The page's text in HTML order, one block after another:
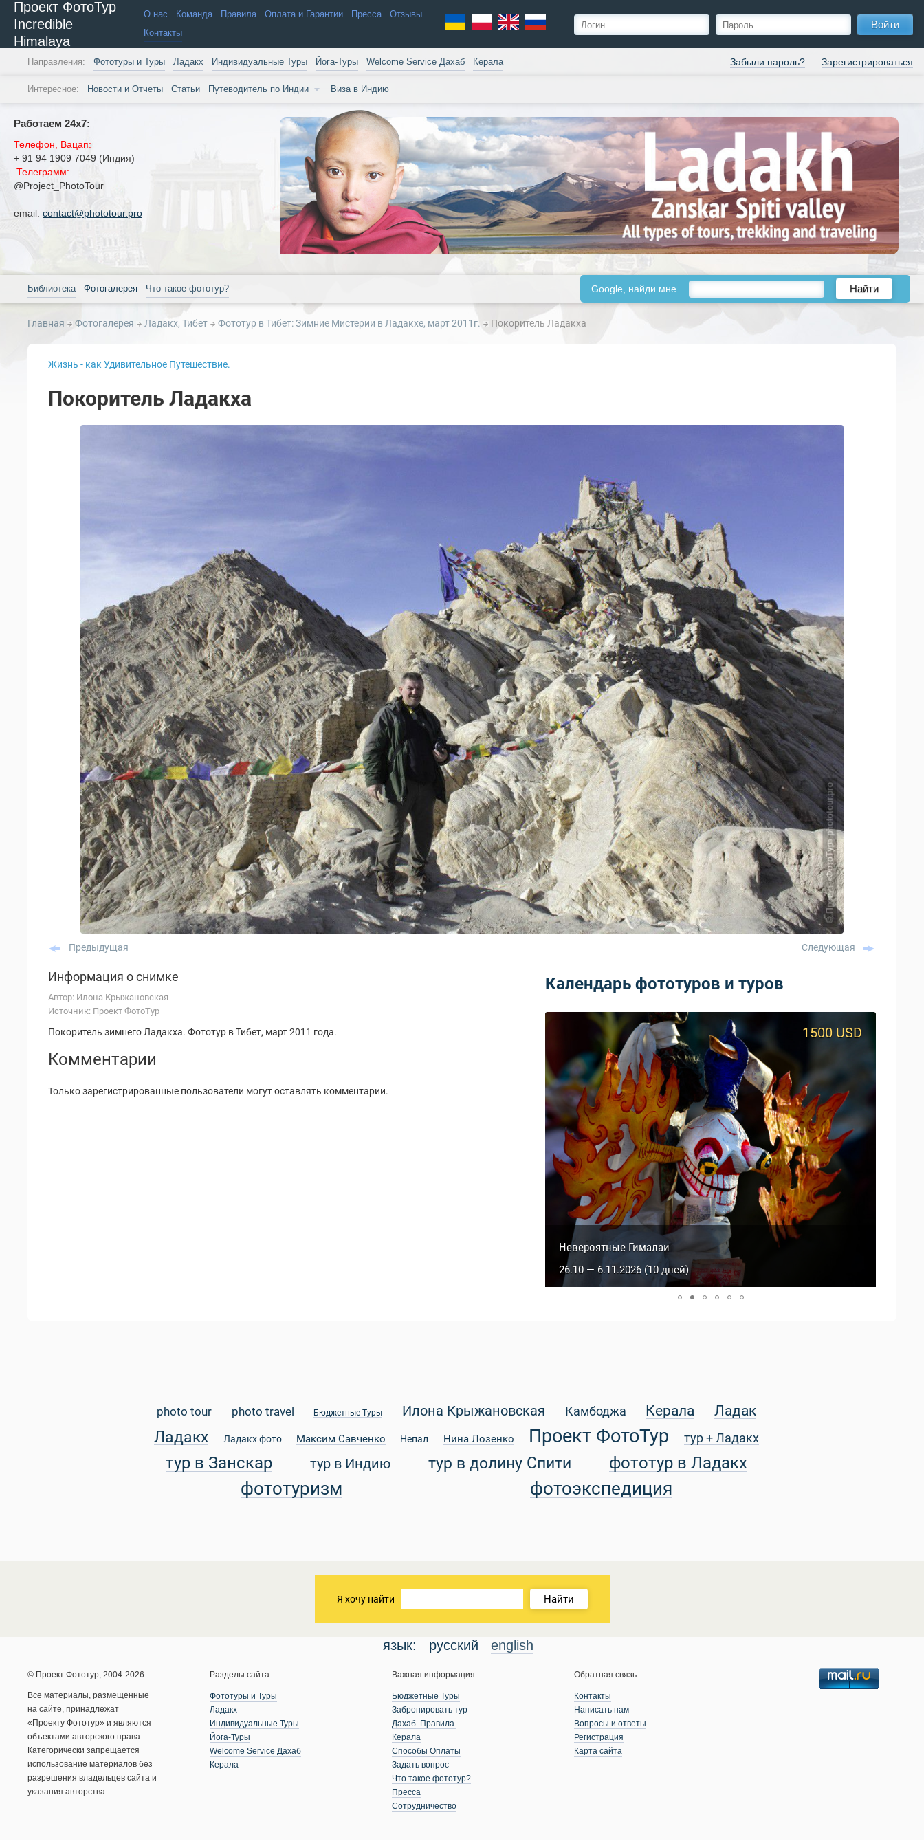
Проект ФотоТур
Incredible
Himalaya
О нас Команда Правила Оплата и Гарантии Пресса
Отзывы
Контакты
Войти
Забыли пароль? Зарегистрироваться
Направления: Фототуры и Туры Ладакх Индивидуальные Туры Йога-Туры Welcome Service Дахаб Керала
Интересное: Новости и Отчеты Статьи Путеводитель по Индии Виза в Индию
Работаем 24х7:
Телефон, Вацап:
+ 91 94 1909 7049 (Индия)
Телеграмм:
@Project_PhotoTour
email: contact@phototour.pro
Библиотека Фотогалерея Что такое фототур? Google, найди мне Найти
Главная Фотогалерея Ладакх, Тибет Фототур в Тибет: Зимние Мистерии в Ладакхе, март 2011г. Покоритель Ладакха
Жизнь - как Удивительное Путешествие.
Покоритель Ладакха
Предыдущая Следующая
Информация о снимке
Автор: Илона Крыжановская
Источник: Проект ФотоТур
Покоритель зимнего Ладакха. Фототур в Тибет, март 2011 года.
Комментарии
Только зарегистрированные пользователи могут оставлять комментарии.
Календарь фототуров и туров
Сакральный Тибет
5.10 — 14.10.2026 (9 дней)
950 USD
Невероятные Гималаи
26.10 — 6.11.2026 (10 дней)
1500 USD
photo tour photo travel Бюджетные Туры Илона Крыжановская Камбоджа Керала Ладак
Ладакх Ладакх фото Максим Савченко Непал Нина Лозенко Проект ФотоТур тур + Ладакх
тур в Занскар тур в Индию тур в долину Спити фототур в Ладакх
фототуризм фотоэкспедиция
Я хочу найти Найти
язык: русский english
© Проект Фототур, 2004-2026
Все материалы, размещенные
на сайте, принадлежат
«Проекту Фототур» и являются
объектами авторского права.
Категорически запрещается
использование материалов без
разрешения владельцев сайта и
указания авторства.
Разделы сайта
Фототуры и Туры
Ладакх
Индивидуальные Туры
Йога-Туры
Welcome Service Дахаб
Керала
Важная информация
Бюджетные Туры
Забронировать тур
Дахаб. Правила.
Керала
Способы Оплаты
Задать вопрос
Что такое фототур?
Пресса
Сотрудничество
Обратная связь
Контакты
Написать нам
Вопросы и ответы
Регистрация
Карта сайта